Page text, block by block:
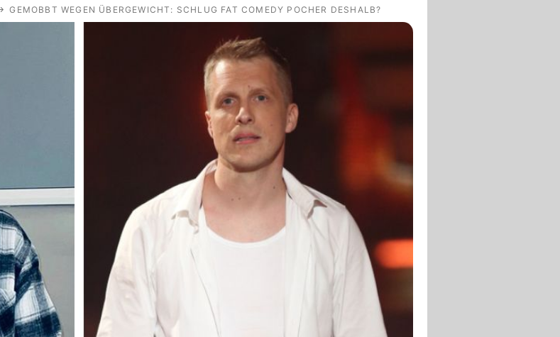
Royals
Alle Themen auf Promiflash
App runterladen
Redaktionelle Richtlinien
GEMOBBT WEGEN ÜBERGEWICHT: SCHLUG FAT COMEDY POCHER DESHALB?